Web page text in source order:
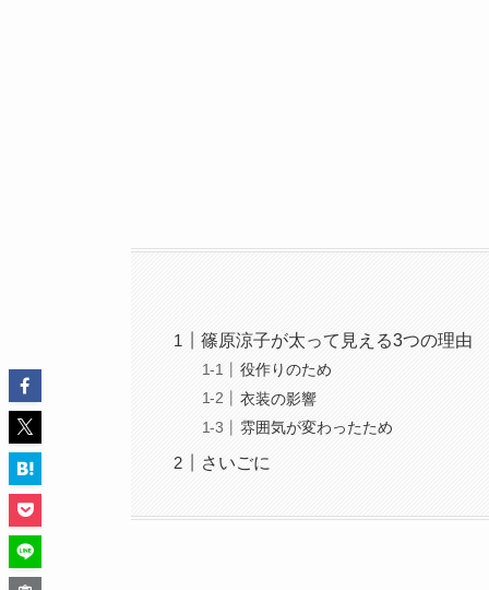
篠原涼子が太って見える3つの理由
役作りのため
衣装の影響
雰囲気が変わったため
さいごに